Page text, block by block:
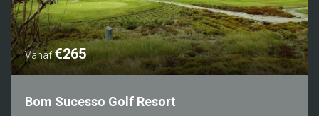
Vanaf€265
Bom Sucesso Golf Resort